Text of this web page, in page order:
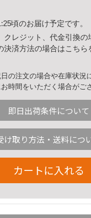
頃のお届け予定です。
クレジット、代金引換の
決済方法の場合はこちら
の注文の場合や在庫状況
時間をいただく場合がご
即日出荷条件について
け取り方法・送料につ
カートに入れる